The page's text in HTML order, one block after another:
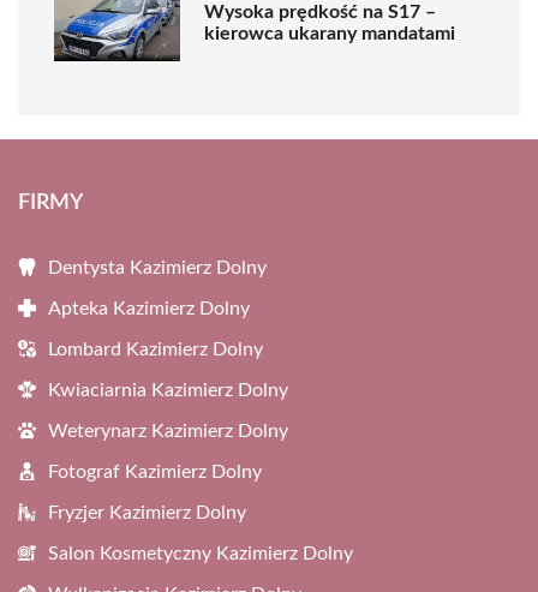
Wysoka prędkość na S17 –
kierowca ukarany mandatami
FIRMY
Dentysta Kazimierz Dolny
Apteka Kazimierz Dolny
Lombard Kazimierz Dolny
Kwiaciarnia Kazimierz Dolny
Weterynarz Kazimierz Dolny
Fotograf Kazimierz Dolny
Fryzjer Kazimierz Dolny
Salon Kosmetyczny Kazimierz Dolny